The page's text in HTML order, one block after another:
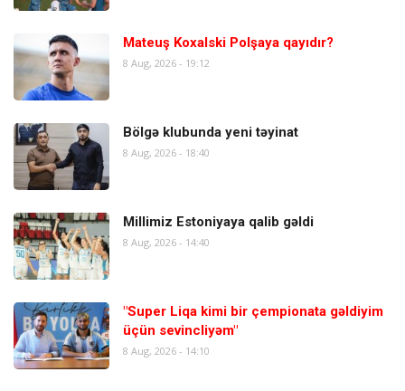
Mateuş Koxalski Polşaya qayıdır?
8 Aug, 2026 - 19:12
Bölgə klubunda yeni təyinat
8 Aug, 2026 - 18:40
Millimiz Estoniyaya qalib gəldi
8 Aug, 2026 - 14:40
"Super Liqa kimi bir çempionata gəldiyim
üçün sevincliyəm"
8 Aug, 2026 - 14:10